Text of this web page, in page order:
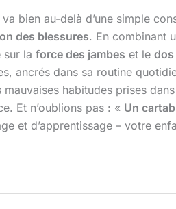
va bien au-delà d’une simple
des blessures. En combinant
sur la force des jambes et le
ancrés dans sa routine
habitudes prises
Et n’oublions pas : « Un
et d’apprentissage – votre